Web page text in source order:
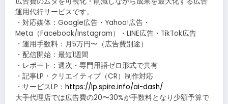
運用代行サービスです。
・対応媒体：Google広告・Yahoo!広告・
Meta（Facebook/Instagram）・LINE広告・TikTok広告
・運用手数料：月5万円〜（広告費別途）
・配信開始：最短1週間
・レポート：週次・専門用語ゼロ形式で共有
・記事LP・クリエイティブ（CR）制作対応
・サービスLP： https://lp.spire.info/ai-dash/
大手代理店では広告費の20〜30%が手数料となり少額予算で